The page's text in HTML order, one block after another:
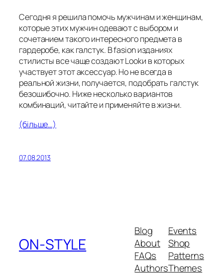
Сегодня я решила помочь мужчинам и женщинам,
которые этих мужчин одевают с выбором и
сочетанием такого интересного предмета в
гардеробе, как галстук. В fasion изданиях
стилисты все чаще создают Lookи в которых
участвует этот аксессуар. Но не всегда в
реальной жизни, получается, подобрать галстук
безошибочно. Ниже несколько вариантов
комбинаций, читайте и применяйте в жизни.
(більше…)
07.08.2013
ON-STYLE
Blog
About
FAQs
Authors
Events
Shop
Patterns
Themes